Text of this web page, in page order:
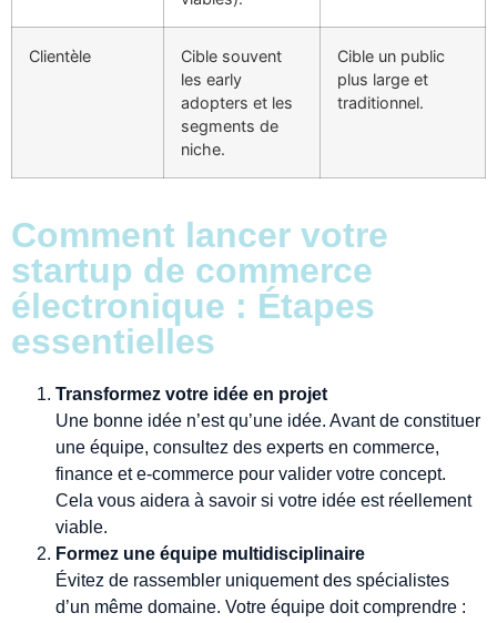
Clientèle
Cible souvent
les early
adopters et les
segments de
niche.
Cible un public
plus large et
traditionnel.
Comment lancer votre
startup de commerce
électronique : Étapes
essentielles
Transformez votre idée en projet
Une bonne idée n’est qu’une idée. Avant de constituer
une équipe, consultez des experts en commerce,
finance et e-commerce pour valider votre concept.
Cela vous aidera à savoir si votre idée est réellement
viable.
Formez une équipe multidisciplinaire
Évitez de rassembler uniquement des spécialistes
d’un même domaine. Votre équipe doit comprendre :